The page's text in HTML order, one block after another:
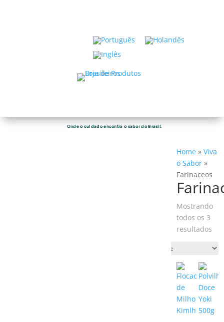
Onde o cuidado encontra o sabor do Brasil.
Home» Viva
o Sabor»
Farinaceos
Mostrando
todos os 3
resultados